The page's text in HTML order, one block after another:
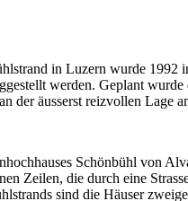
in Luzern wurde 1992
werden. Geplant
der äusserst reizvollen Lage
Schönbühl von
Zeilen, die durch eine
sind die Häuser